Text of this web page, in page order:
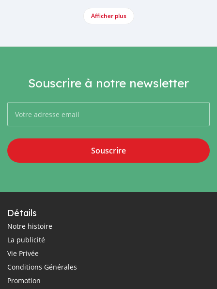
Afficher plus
Souscrire à notre newsletter
Souscrire
Détails
Notre histoire
La publicité
Vie Privée
Conditions Générales
Promotion